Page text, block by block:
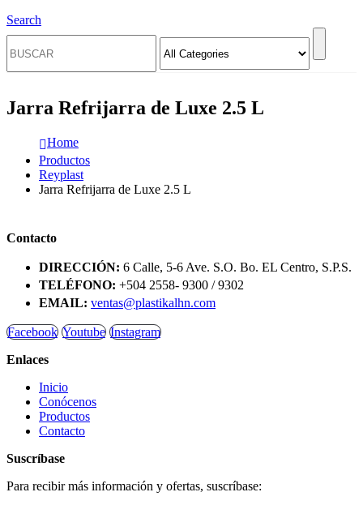
Search
Jarra Refrijarra de Luxe 2.5 L
Home
Productos
Reyplast
Jarra Refrijarra de Luxe 2.5 L
Contacto
DIRECCIÓN: 6 Calle, 5-6 Ave. S.O. Bo. EL Centro, S.P.S.
TELÉFONO: +504 2558- 9300 / 9302
EMAIL: ventas@plastikalhn.com
Facebook Youtube Instagram
Enlaces
Inicio
Conócenos
Productos
Contacto
Suscríbase
Para recibir más información y ofertas, suscríbase: